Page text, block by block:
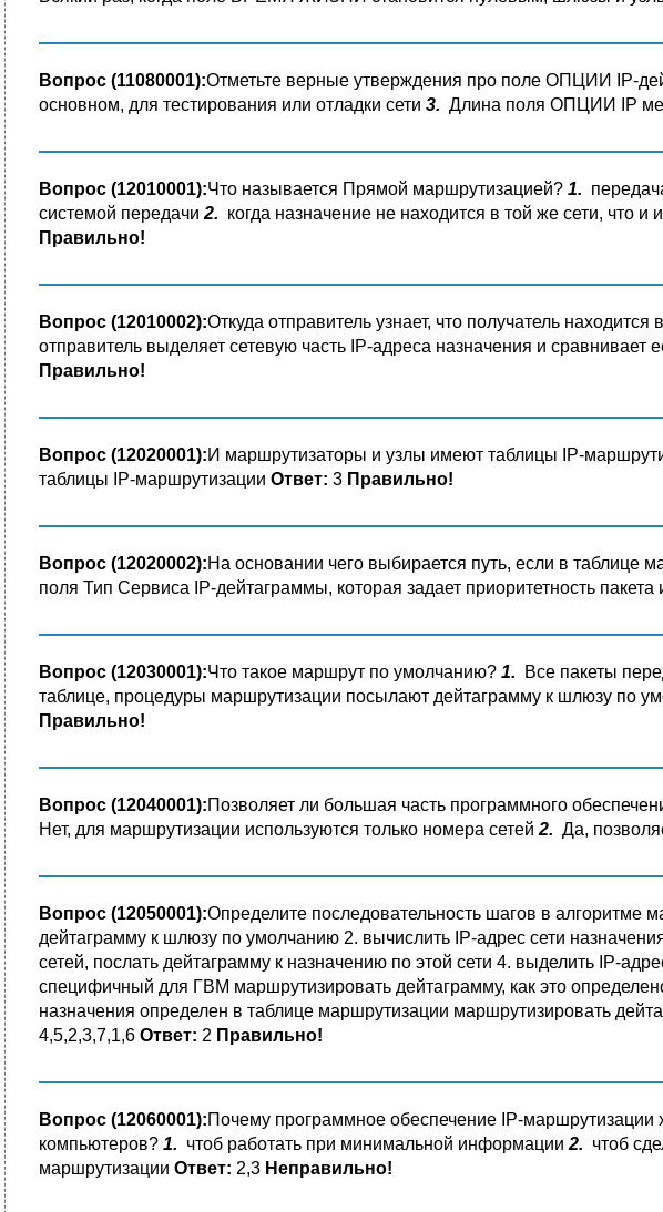
Вопрос (11080001):Отметьте верные утверждения про поле ОПЦИИ IP-
основном, для тестирования или отладки сети 3. Длина поля ОПЦИИ IP
Вопрос (12010001):Что называется Прямой маршрутизацией? 1.
системой передачи 2. когда назначение не находится в той же сети, что
Правильно!
Вопрос (12010002):Откуда отправитель узнает, что получатель
отправитель выделяет сетевую часть IP-адреса назначения и сравнивает
Правильно!
Вопрос (12020001):И маршрутизаторы и узлы имеют таблицы IP-
таблицы IP-маршрутизации Ответ: 3 Правильно!
Вопрос (12020002):На основании чего выбирается путь, если в таблице
поля Тип Сервиса IP-дейтаграммы, которая задает приоритетность
Вопрос (12030001):Что такое маршрут по умолчанию? 1. Все пакеты
таблице, процедуры маршрутизации посылают дейтаграмму к шлюзу по
Правильно!
Вопрос (12040001):Позволяет ли большая часть программного
Нет, для маршрутизации используются только номера сетей 2. Да,
Вопрос (12050001):Определите последовательность шагов в алгоритме
дейтаграмму к шлюзу по умолчанию 2. вычислить IP-адрес сети
сетей, послать дейтаграмму к назначению по этой сети 4. выделить IP-
специфичный для ГВМ маршрутизировать дейтаграмму, как это
назначения определен в таблице маршрутизации маршрутизировать
4,5,2,3,7,1,6 Ответ: 2 Правильно!
Вопрос (12060001):Почему программное обеспечение IP-маршрутизации
компьютеров? 1. чтоб работать при минимальной информации 2. чтоб
маршрутизации Ответ: 2,3 Неправильно!